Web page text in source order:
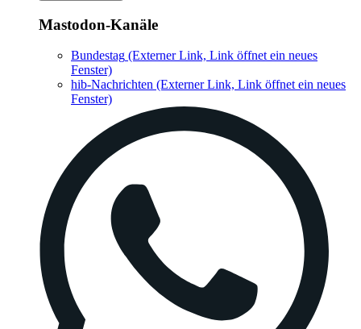
Mastodon-Kanäle
Bundestag (Externer Link, Link öffnet ein neues
Fenster)
hib-Nachrichten (Externer Link, Link öffnet ein neues
Fenster)